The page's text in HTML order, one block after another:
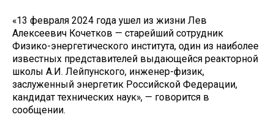
«13 февраля 2024 года ушел из жизни Лев
Алексеевич Кочетков — старейший сотрудник
Физико-энергетического института, один из наиболее
известных представителей выдающейся реакторной
школы А.И. Лейпунского, инженер-физик,
заслуженный энергетик Российской Федерации,
кандидат технических наук», — говорится в
сообщении.